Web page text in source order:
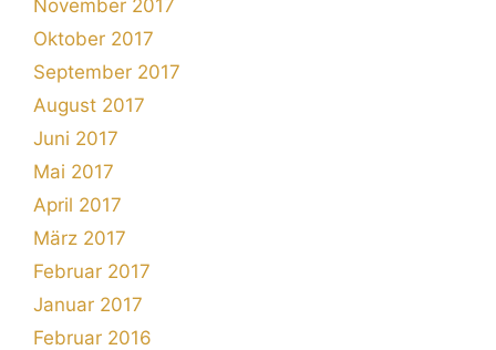
November 2017
Oktober 2017
September 2017
August 2017
Juni 2017
Mai 2017
April 2017
März 2017
Februar 2017
Januar 2017
Februar 2016